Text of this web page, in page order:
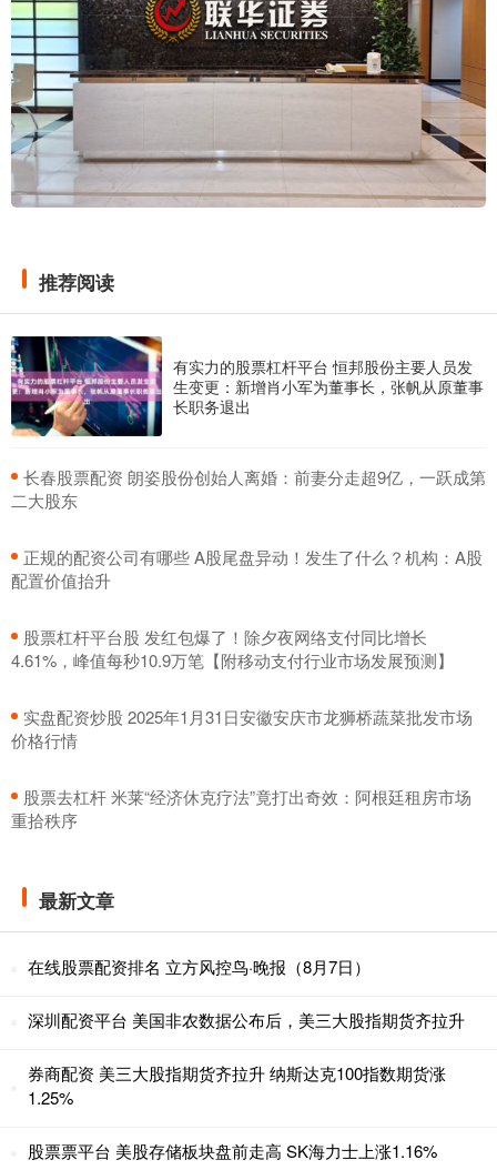
推荐阅读
有实力的股票杠杆平台 恒邦股份主要人员发
生变更：新增肖小军为董事长，张帆从原董事
长职务退出
​长春股票配资 朗姿股份创始人离婚：前妻分走超9亿，一跃成第
二大股东
​正规的配资公司有哪些 A股尾盘异动！发生了什么？机构：A股
配置价值抬升
​股票杠杆平台股 发红包爆了！除夕夜网络支付同比增长
4.61%，峰值每秒10.9万笔【附移动支付行业市场发展预测】
​实盘配资炒股 2025年1月31日安徽安庆市龙狮桥蔬菜批发市场
价格行情
​股票去杠杆 米莱“经济休克疗法”竟打出奇效：阿根廷租房市场
重拾秩序
最新文章
在线股票配资排名 立方风控鸟·晚报（8月7日）
深圳配资平台 美国非农数据公布后，美三大股指期货齐拉升
券商配资 美三大股指期货齐拉升 纳斯达克100指数期货涨
1.25%
股票票平台 美股存储板块盘前走高 SK海力士上涨1.16%